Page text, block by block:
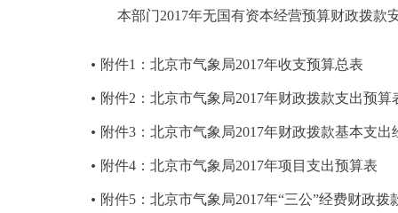
本部门2017年无国有资本经营预算财政拨款
附件1：北京市气象局2017年收支预算总表
附件2：北京市气象局2017年财政拨款支出预算
附件3：北京市气象局2017年财政拨款基本支出
附件4：北京市气象局2017年项目支出预算表
附件5：北京市气象局2017年“三公”经费财政拨